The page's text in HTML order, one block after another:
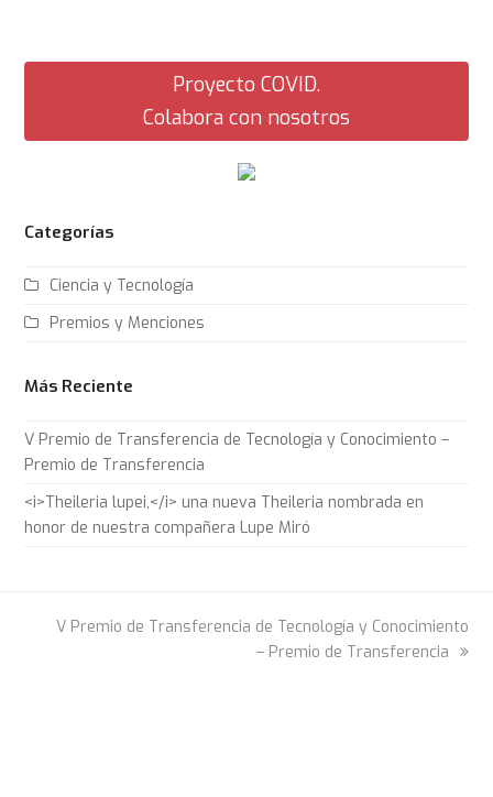
Proyecto COVID.
Colabora con nosotros
Categorías
Ciencia y Tecnología
Premios y Menciones
Más Reciente
V Premio de Transferencia de Tecnología y Conocimiento –
Premio de Transferencia
<i>Theileria lupei,</i> una nueva Theileria nombrada en
honor de nuestra compañera Lupe Miró
next
V Premio de Transferencia de Tecnología y Conocimiento
– Premio de Transferencia